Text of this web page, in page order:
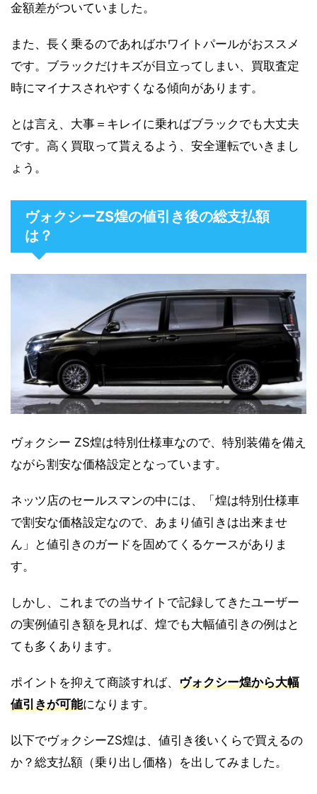
金額差がついていました。
また、長く乗るのであればホワイトパールがおススメ
です。ブラックだけキズが目立ってしまい、買取査定
時にマイナスされやすくなる傾向があります。
とは言え、大事＝キレイに乗ればブラックでも大丈夫
です。高く買取って貰えるよう、安全運転でいきまし
ょう。
ヴォクシーZS煌の値引き後の総支払額
は？
ヴォクシー ZS煌は特別仕様車なので、特別装備を備え
ながら割安な価格設定となっています。
ネッツ店のセールスマンの中には、「煌は特別仕様車
で割安な価格設定なので、あまり値引きは出来ませ
ん」と値引きのガードを固めてくるケースがありま
す。
しかし、これまでの当サイトで記録してきたユーザー
の実例値引き額を見れば、煌でも大幅値引きの例はと
ても多くあります。
ポイントを抑えて商談すれば、 ヴォクシー煌から大幅
値引きが可能になります。
以下でヴォクシーZS煌は、値引き後いくらで買えるの
か？総支払額（乗り出し価格）を出してみました。